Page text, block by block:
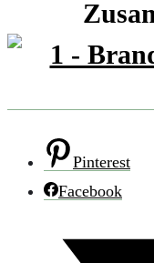
Pinterest
Facebook